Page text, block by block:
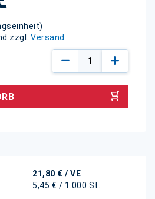
zzgl. Versand
21,80 € / VE
5,45 € / 1.000 St.